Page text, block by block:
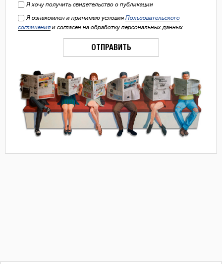
Я хочу получить свидетельство о публикации
Я ознакомлен и принимаю условия Пользовательского
соглашения и согласен на обработку персональных данных
ОТПРАВИТЬ